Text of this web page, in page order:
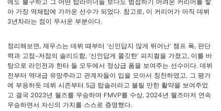
에도 불구하고 그 어떤 탑라이너들 보다도 범접하기 어려운 커리어를 쌓
아 가장 역체탑에 가까운 선수가 되었다. 참고로, 이 커리어가 아직 데뷔
3년차라는 점이 무서운 부분이다.
정리해보면, 제우스는 데뷔 때부터 ‘신인답지 않게 뛰어난’ 챔프 폭, 판단
력과 고점-저점의 솔리드함, ‘신인답게 쫄깃한’ 피지컬을 가졌고, 이를 바
탕으로 라인전과 한타 둘 모두에서 정상급 폼을 보여주는 선수이다. 데뷔
전부터 역대급 유망주라고 관계자들이 입을 모아서 칭찬하였고, 그 평가
에 부응하듯 데뷔 시즌부터 S급 탑솔러라고 불릴 만한 활약을 보여주었
고 결국 2023년 월즈를 우승하며 FMVP를 수상, 2024년 월즈마저 연속
우승하면서 자신의 가치를 스스로 증명했다.